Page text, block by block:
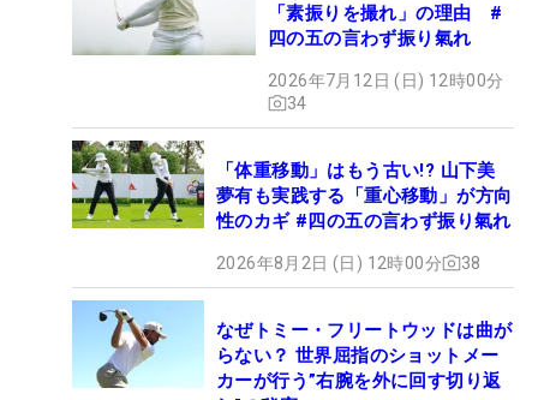
「素振りを撮れ」の理由 #
四の五の言わず振り氣れ
2026年7月12日 (日) 12時00分
34
「体重移動」はもう古い!? 山下美
夢有も実践する「重心移動」が方向
性のカギ #四の五の言わず振り氣れ
2026年8月2日 (日) 12時00分 38
なぜトミー・フリートウッドは曲が
らない？ 世界屈指のショットメー
カーが行う”右腕を外に回す切り返